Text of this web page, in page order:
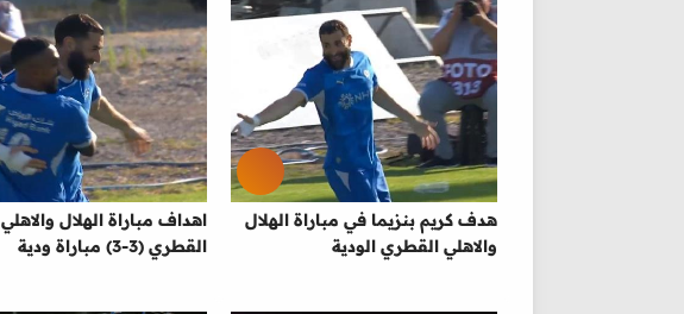
هدف كريم بنزيما في مباراة الهلال
والاهلي القطري الودية
اهداف مباراة الهلال والاهلي
القطري (3-3) مباراة ودية